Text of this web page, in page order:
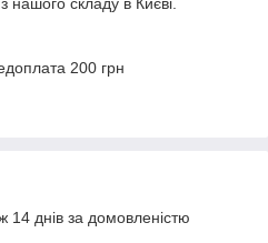
нашого складу в Києві.
200 грн
днів за домовленістю